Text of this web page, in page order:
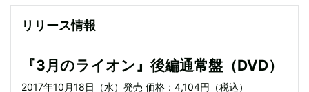
リリース情報
『3月のライオン』後編通常盤（DVD）
2017年10月18日（水）発売 価格：4,104円（税込）